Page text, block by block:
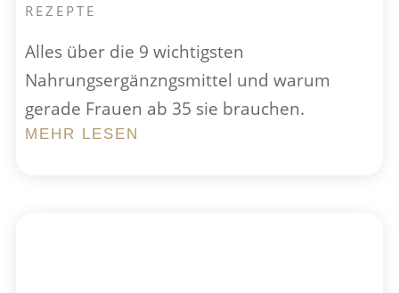
REZEPTE
Alles über die 9 wichtig­sten
Nahrungsergänzngsmittel und warum
gerade Frauen ab 35 sie brauchen.
MEHR LESEN